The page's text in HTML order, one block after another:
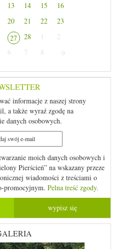
13 14 15
16
20 21 22
23
27 28 1
2
6 7 8 9
informacje z naszej strony
a także wyraź zgodę na
danych osobowych.
moich danych osobowych i
Pierścień” na wskazany przeze
wiadomości z treściami o
promocyjnym. Pelna treść zgody.